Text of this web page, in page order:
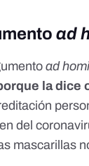
ad
ad
la dice
del
mascarillas